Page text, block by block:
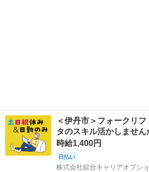
＜伊丹市＞フォークリ
タのスキル活かしませ
時給1,400円
日払い
株式会社綜合キャリアオプシ